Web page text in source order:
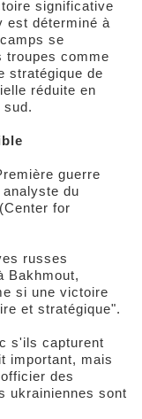
significative
est déterminé à
se
troupes comme
stratégique de
réduite en
guerre
du
for
russes
Bakhmout,
si une victoire
et stratégique".
s'ils capturent
important, mais
des
ukrainiennes sont